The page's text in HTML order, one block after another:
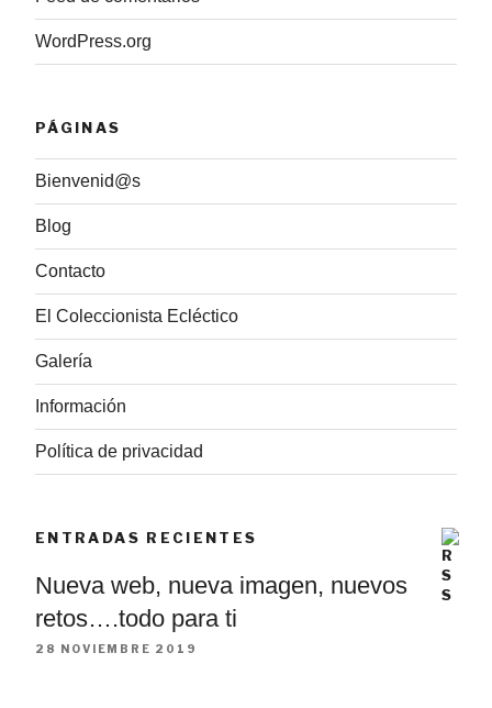
WordPress.org
PÁGINAS
Bienvenid@s
Blog
Contacto
El Coleccionista Ecléctico
Galería
Información
Política de privacidad
ENTRADAS RECIENTES
Nueva web, nueva imagen, nuevos
retos….todo para ti
28 NOVIEMBRE 2019